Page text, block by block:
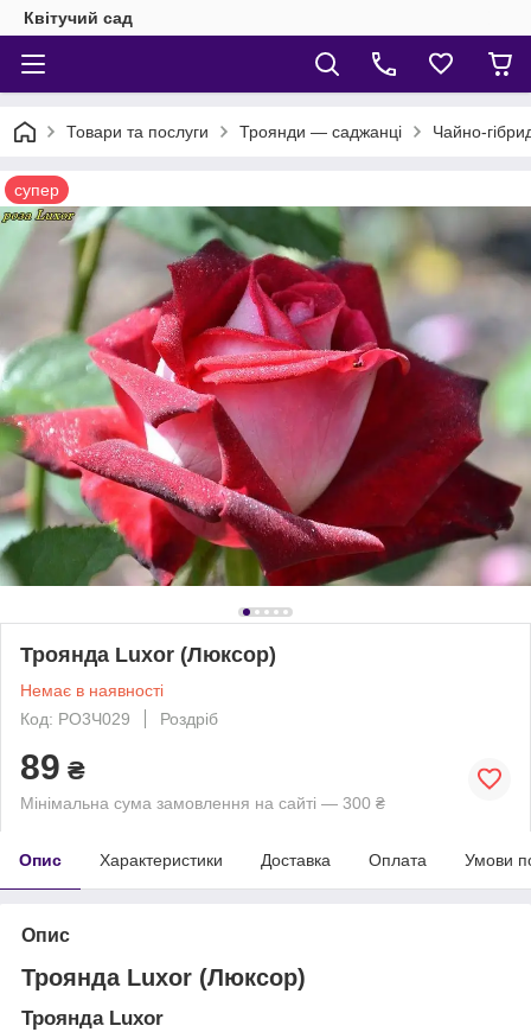
Квітучий сад
Товари та послуги Троянди — саджанці Чайно-
супер
Троянда Luxor (Люксор)
Немає в наявності
Код: РО3Ч029
Роздріб
89 ₴
Мінімальна сума замовлення на сайті — 300 ₴
Опис Характеристики Доставка Оплата Умови
Опис
Троянда Luxor (Люксор)
Троянда Luxor